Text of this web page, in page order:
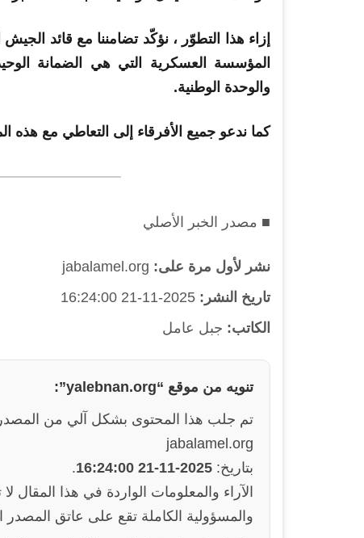
إزاء هذا التطوّر ، نؤكّد تضامننا مع قائد
المؤسسة العسكرية التي هي الضمانة
والوحدة الوطنية.
كما ندعو جميع الأفرقاء إلى التعاطي مع
■ مصدر الخبر الأصلي
نشر لأول مرة على: jabalamel.org
تاريخ النشر: 2025-11-21 16:24:00
الكاتب: جبل عامل
تنويه من موقع “yalebnan.org”:
تم جلب هذا المحتوى بشكل آلي من
jabalamel.org
بتاريخ: 2025-11-21 16:24:00
.
والمسؤولية الكاملة تقع على عاتق المصدر